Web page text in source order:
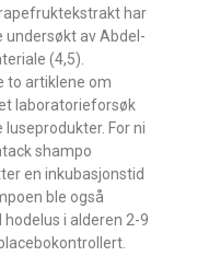
har
av Abdel-
(4,5).
to artiklene om
laboratorieforsøk
luseprodukter. For ni
shampo
en inkubasjonstid
ble også
i alderen 2-9